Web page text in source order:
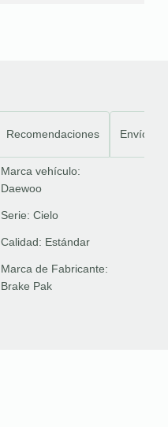
Recomendaciones Envíos
Marca vehículo:
Daewoo
Serie: Cielo
Calidad: Estándar
Marca de Fabricante:
Brake Pak